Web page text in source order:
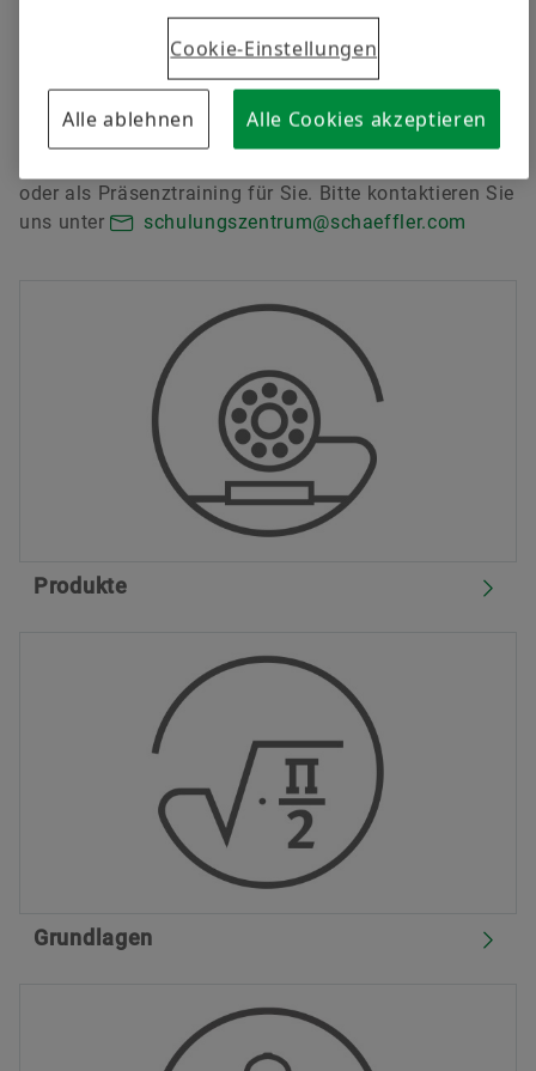
Sie haben bestimmte Anforderungen an die Inhalte?
Teilen Sie uns mit, welches Training Sie benötigen
und wir entwickeln mit Hilfe von festgelegten
oder als Präsenztraining für Sie. Bitte kontaktieren Sie
uns unter
schulungszentrum@schaeffler.com
Produkte
Grundlagen
Cookie-Einstellungen
Alle ablehnen Alle Cookies akzeptieren